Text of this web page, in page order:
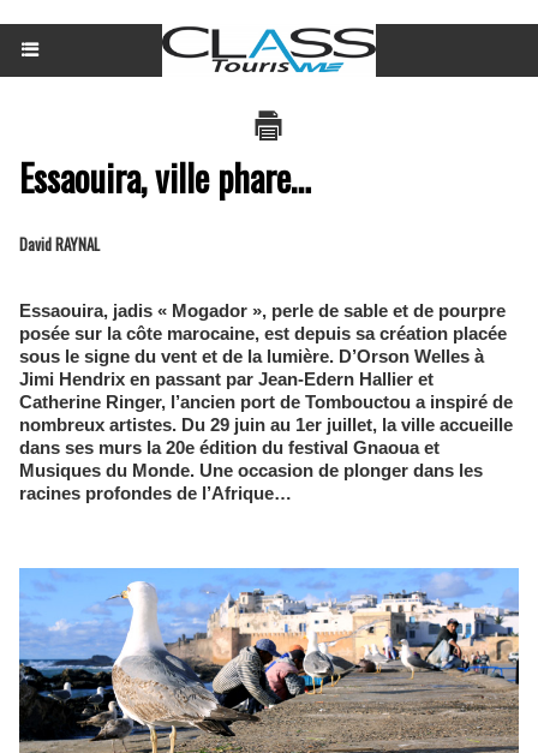
Essaouira, ville phare…
David RAYNAL
Essaouira, jadis « Mogador », perle de sable et de pourpre
posée sur la côte marocaine, est depuis sa création placée
sous le signe du vent et de la lumière. D’Orson Welles à
Jimi Hendrix en passant par Jean-Edern Hallier et
Catherine Ringer, l’ancien port de Tombouctou a inspiré de
nombreux artistes. Du 29 juin au 1er juillet, la ville accueille
dans ses murs la 20e édition du festival Gnaoua et
Musiques du Monde. Une occasion de plonger dans les
racines profondes de l’Afrique…